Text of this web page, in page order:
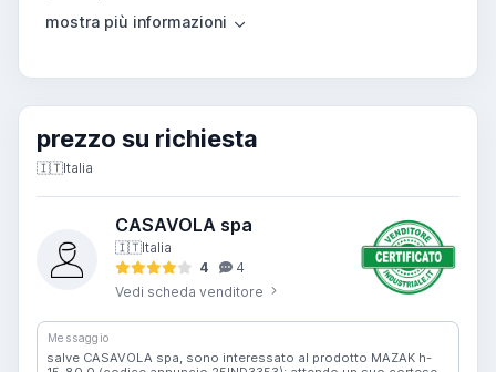
prezzo su richiesta
🇮🇹Italia
CASAVOLA spa
🇮🇹Italia
4
4
Vedi scheda venditore
Messaggio